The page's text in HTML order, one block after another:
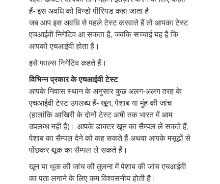
हैं- इस अवधि को विन्डो पीरियड कहा जाता है।
जब आप इस अवधि से पहले टेस्ट करवाते हैं तो आपका टेस्ट
एचआईवी निगेटिव आ सकता है, जबकि सच्चाई यह है कि
आपको एचआईवी होता है।
इसे फाल्स निगेटिव कहते हैं।
विभिन्न प्रकार के एचआईवी टेस्ट
आपके निवास स्थान के अनुसार कुछ अलग-अलग तरह के
एचआईवी टेस्ट उपलब्ध हैं- खून, पेशाब या मुंह की जांच
(हालांकि आखिरी के दोनों टेस्ट अभी तक भारत में आम
उपलब्ध नहीं हैं)। आपके डाक्टर खून का सैम्पल ले सकते हैं,
पेशाब का सैम्पल देने को कह सकते हैं अथवा आपके मसूढ़ों से
पोंछकर थूक का सैम्पल ले सकते हैं।
खून या थूक की जांच की तुलना में पेशाब की जांच एचआईवी
का पता लगाने के लिए कम विश्वसनीय होती है।